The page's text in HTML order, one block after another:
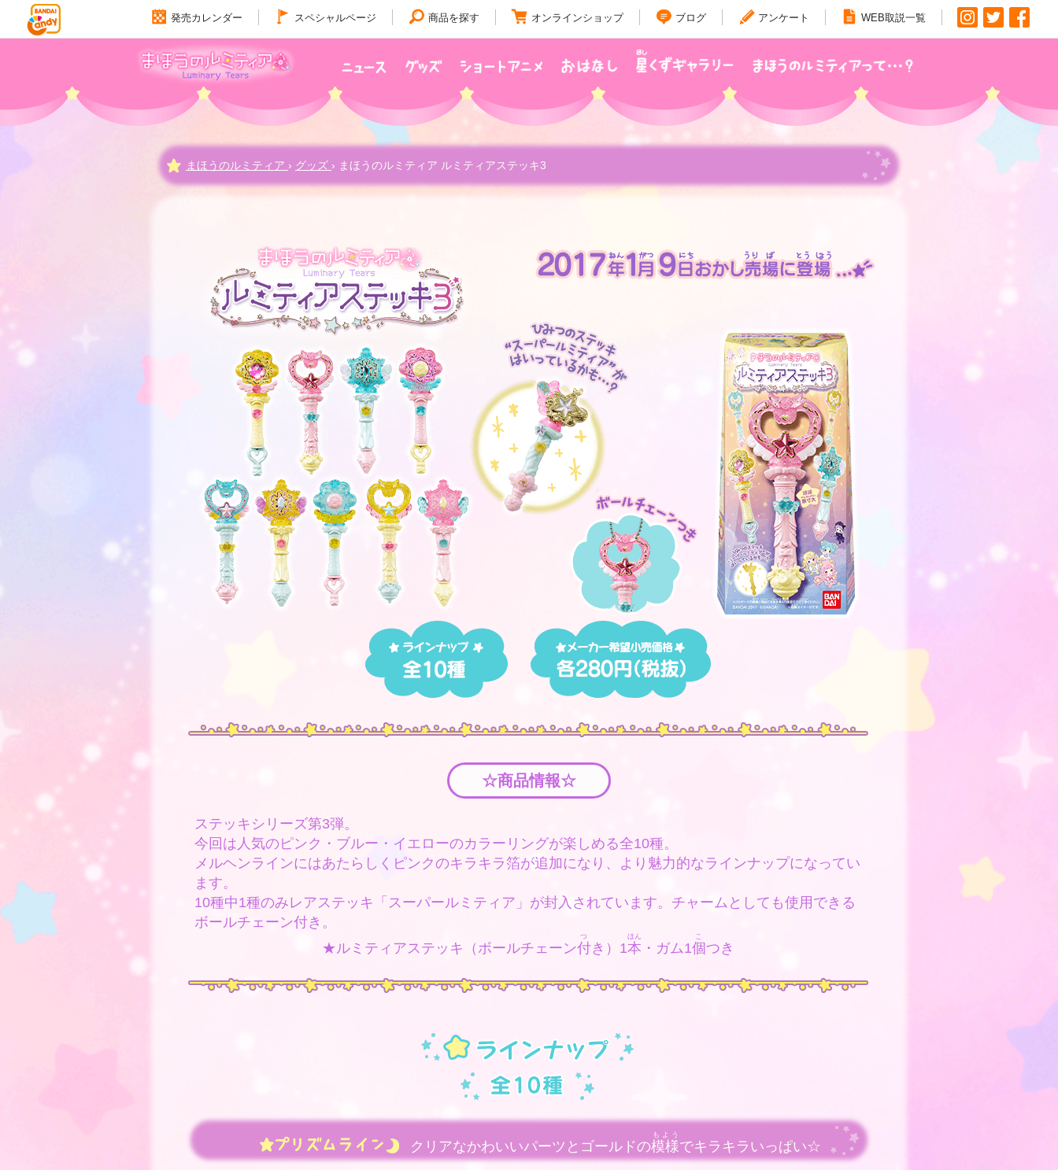
発売カレンダー スペシャルページ 商品を探す オンラインショップ ブログ アンケート WEB取説一覧
まほうのルミティア › グッズ › まほうのルミティア ルミティアステッキ3
☆商品情報☆
ステッキシリーズ第3弾。
今回は人気のピンク・ブルー・イエローのカラーリングが楽しめる全10種。
メルヘンラインにはあたらしくピンクのキラキラ箔が追加になり、より魅力的なラインナップになってい
ます。
10種中1種のみレアステッキ「スーパールミティア」が封入されています。チャームとしても使用できる
ボールチェーン付き。
★ルミティアステッキ（ボールチェーン付
つ
き）1本
ほん
・ガム1個
こ
つき
クリアなかわいいパーツとゴールドの模様
もよう
でキラキラいっぱい☆